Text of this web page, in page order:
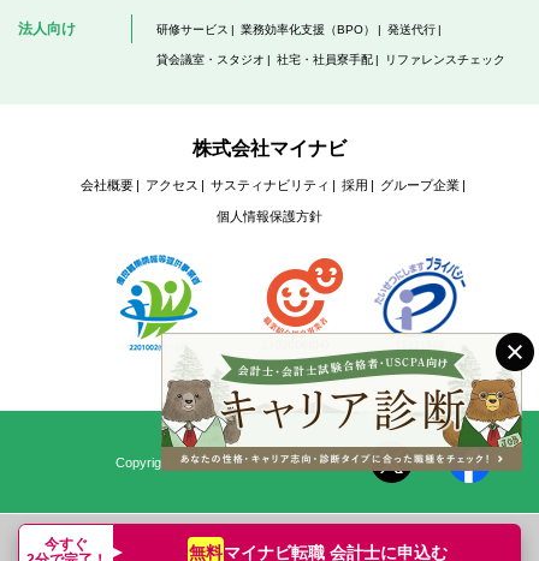
今すぐ
無料マイナビ転職 会計士に申込む
法人向け 研修サービス 業務効率化支援（BPO） 発送代行
貸会議室・スタジオ 社宅・社員寮手配 リファレンスチェック
株式会社マイナビ
会社概要 アクセス サスティナビリティ 採用 グループ企業
個人情報保護方針
Copyright © Mynavi Corporation